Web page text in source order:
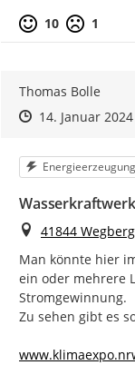
Positive
10 1
Thomas Bolle
Zeitpunkt des
Zeitpunkt des
14. Januar 2024
Kategorie
Wasserkraftwerk
Ort
41844
Man könnte hier
ein oder mehrere
Stromgewinnung.
Zu sehen gibt es
https://